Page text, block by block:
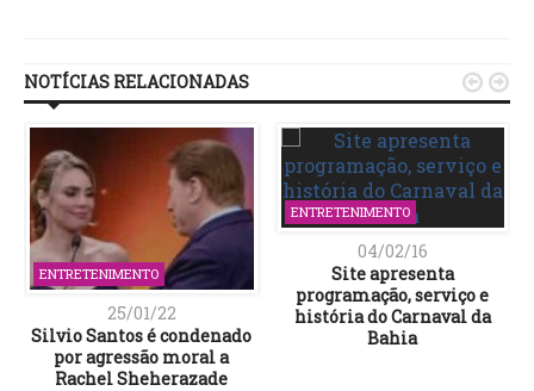
NOTÍCIAS RELACIONADAS
ENTRETENIMENTO
25/01/22
Silvio Santos é condenado
por agressão moral a
Rachel Sheherazade
ENTRETENIMENTO
04/02/16
Site apresenta
programação, serviço e
história do Carnaval da
Bahia
 